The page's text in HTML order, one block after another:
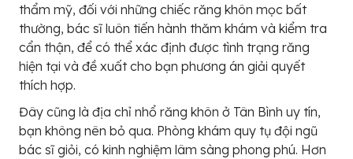
thẩm mỹ, đối với những chiếc răng khôn mọc bất
thường, bác sĩ luôn tiến hành thăm khám và kiểm tra
cẩn thận, để có thể xác định được tình trạng răng
hiện tại và đề xuất cho bạn phương án giải quyết
thích hợp.
Đây cũng là địa chỉ nhổ răng khôn ở Tân Bình uy tín,
bạn không nên bỏ qua. Phòng khám quy tụ đội ngũ
bác sĩ giỏi, có kinh nghiệm lâm sàng phong phú. Hơn